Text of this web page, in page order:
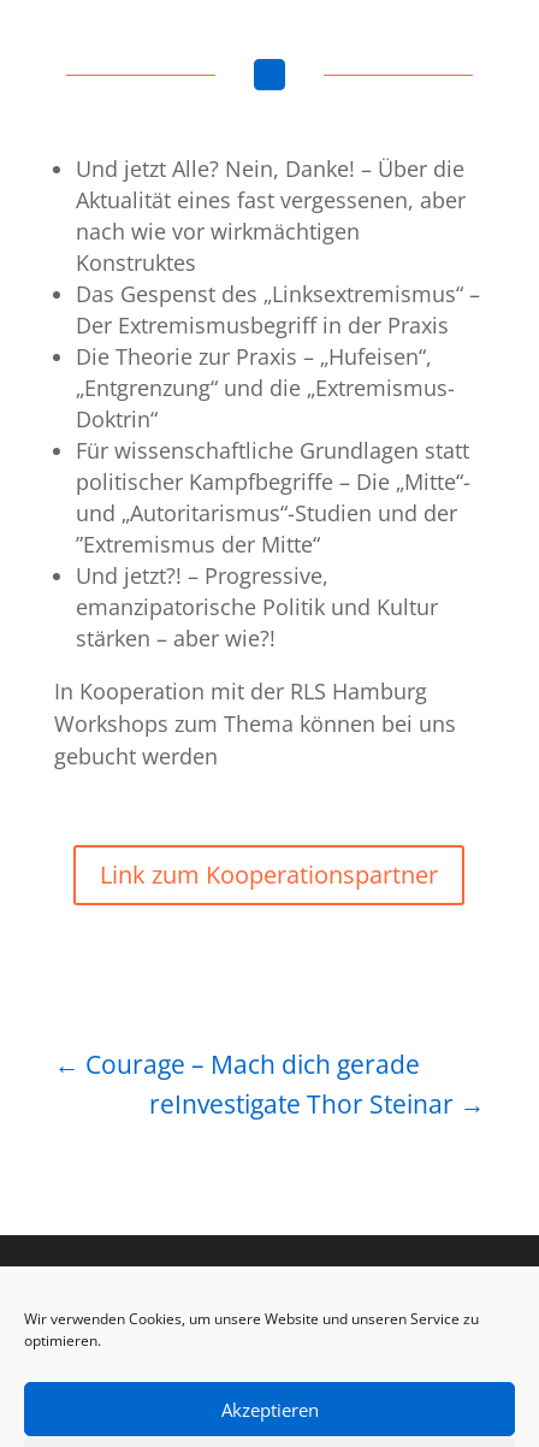
Wir verwenden Cookies, um unsere Website und unseren Service zu
optimieren.
Akzeptieren
^
Und jetzt Alle? Nein, Danke! – Über die
Aktualität eines fast vergessenen, aber
nach wie vor wirkmächtigen
Konstruktes
Das Gespenst des „Linksextremismus“ –
Der Extremismusbegriff in der Praxis
Die Theorie zur Praxis – „Hufeisen“,
„Entgrenzung“ und die „Extremismus-
Doktrin“
Für wissenschaftliche Grundlagen statt
politischer Kampfbegriffe – Die „Mitte“-
und „Autoritarismus“-Studien und der
”Extremismus der Mitte“
Und jetzt?! – Progressive,
emanzipatorische Politik und Kultur
stärken – aber wie?!
In Kooperation mit der RLS Hamburg
Workshops zum Thema können bei uns
gebucht werden
Link zum Kooperationspartner
← Courage – Mach dich gerade
reInvestigate Thor Steinar →